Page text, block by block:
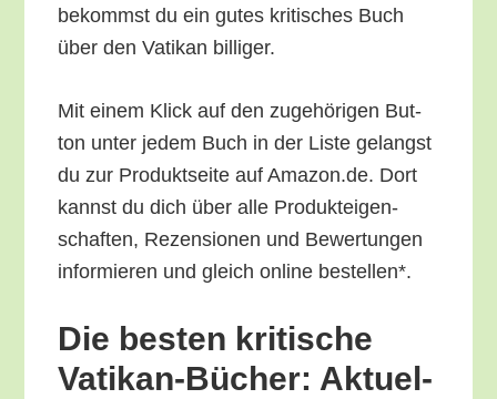
bekommst du ein gutes kri­ti­sches Buch
über den Vati­kan billiger.
Mit einem Klick auf den zuge­hö­ri­gen But­
ton unter jedem Buch in der Lis­te gelangst
du zur Pro­dukt­sei­te auf Amazon.de. Dort
kannst du dich über alle Pro­duk­tei­gen­
schaf­ten, Rezen­sio­nen und Bewer­tun­gen
infor­mie­ren und gleich online bestellen*.
Die bes­ten kri­ti­sche
Vati­kan-Bücher: Aktu­el­